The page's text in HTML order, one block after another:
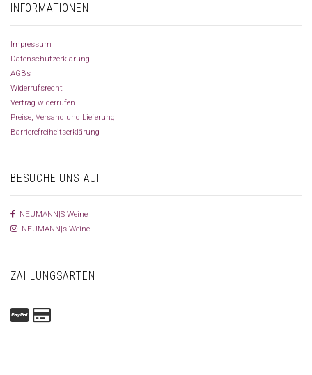
INFORMATIONEN
Impressum
Datenschutzerklärung
AGBs
Widerrufsrecht
Vertrag widerrufen
Preise, Versand und Lieferung
Barrierefreiheitserklärung
BESUCHE UNS AUF
NEUMANN|S Weine
NEUMANN|s Weine
ZAHLUNGSARTEN